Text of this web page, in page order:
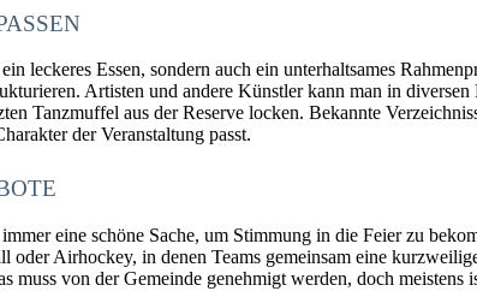
leckeres Essen, sondern auch ein unterhaltsames
Artisten und andere Künstler kann man in
Tanzmuffel aus der Reserve locken. Bekannte
der Veranstaltung passt.
eine schöne Sache, um Stimmung in die Feier zu
oder Airhockey, in denen Teams gemeinsam eine
muss von der Gemeinde genehmigt werden, doch meistens